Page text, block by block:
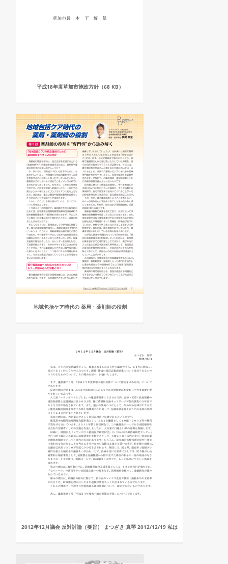
平成18年度草加市施政方針（68 KB）
地域包括ケア時代の 薬局・薬剤師の役割
2012年12月議会 反対討論（要旨） まつざき 真琴 2012/12/19 私は